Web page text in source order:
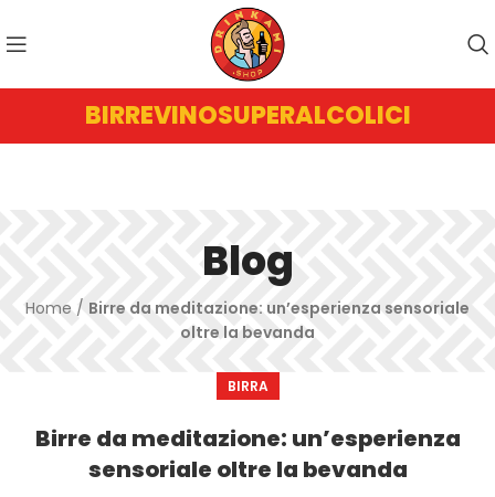
BIRREVINOSUPERALCOLICI
Blog
Home / Birre da meditazione: un’esperienza sensoriale
oltre la bevanda
BIRRA
Birre da meditazione: un’esperienza
sensoriale oltre la bevanda